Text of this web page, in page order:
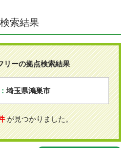
索結果
リーの拠点検索結果
埼玉県鴻巣市
が見つかりました。